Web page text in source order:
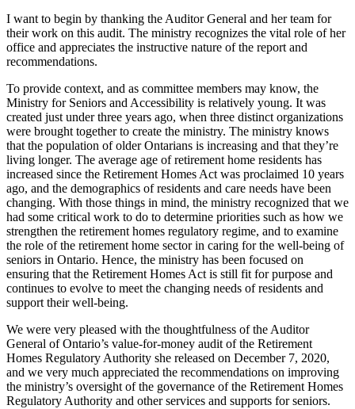
I want to begin by thanking the Auditor General and her team for
their work on this audit. The ministry recognizes the vital role of her
office and appreciates the instructive nature of the report and
recommendations.
To provide context, and as committee members may know, the
Ministry for Seniors and Accessibility is relatively young. It was
created just under three years ago, when three distinct organizations
were brought together to create the ministry. The ministry knows
that the population of older Ontarians is increasing and that they’re
living longer. The average age of retirement home residents has
increased since the Retirement Homes Act was proclaimed 10 years
ago, and the demographics of residents and care needs have been
changing. With those things in mind, the ministry recognized that we
had some critical work to do to determine priorities such as how we
strengthen the retirement homes regulatory regime, and to examine
the role of the retirement home sector in caring for the well-being of
seniors in Ontario. Hence, the ministry has been focused on
ensuring that the Retirement Homes Act is still fit for purpose and
continues to evolve to meet the changing needs of residents and
support their well-being.
We were very pleased with the thoughtfulness of the Auditor
General of Ontario’s value-for-money audit of the Retirement
Homes Regulatory Authority she released on December 7, 2020,
and we very much appreciated the recommendations on improving
the ministry’s oversight of the governance of the Retirement Homes
Regulatory Authority and other services and supports for seniors.